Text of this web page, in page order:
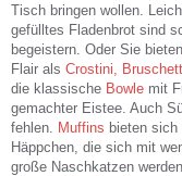
Tisch bringen wollen.
gefülltes Fladenbrot sind
begeistern. Oder Sie bieten
Flair als Crostini,
die klassische Bowle mit
gemachter Eistee. Auch
fehlen.
Muffins bieten
Häppchen, die sich mit
große Naschkatzen